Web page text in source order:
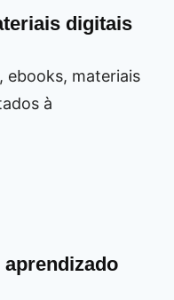
digitais
ebooks, materiais
à